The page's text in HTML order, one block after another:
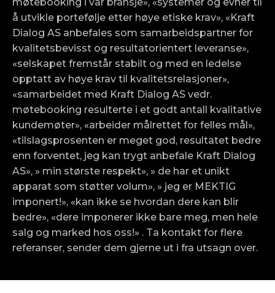
å utvikle portefølje etter høye etiske krav», «Kraft
Dialog AS anbefales som samarbeidspartner for
kvalitetsbevisst og resultatorientert leveranse»,
«selskapet fremstår stabilt og med en ledelse
opptatt av høye krav til kvalitetsrelasjoner»,
«samarbeidet med Kraft Dialog AS vedr.
møtebooking resulterte i et godt antall kvalitative
kundemøter», «arbeider målrettet for felles mål»,
«tilslagsprosenten er meget god, resultatet bedre
enn forventet, jeg kan trygt anbefale Kraft Dialog
AS», » min største respekt», » de har et unikt
apparat som støtter volum», » jeg er MEKTIG
imponert!», «kan ikke se hvordan dere kan blir
bedre», «dere imponerer ikke bare meg, men hele
salg og marked hos oss!» . Ta kontakt for flere
referanser, sender dem gjerne ut i fra utsagn over.